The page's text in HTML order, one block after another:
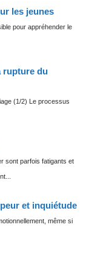
les jeunes
pour appréhender le
rupture du
(1/2) Le processus
sont parfois fatigants et
et inquiétude
même si